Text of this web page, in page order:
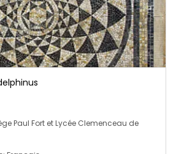
Paul Fort et Lycée Clemenceau de